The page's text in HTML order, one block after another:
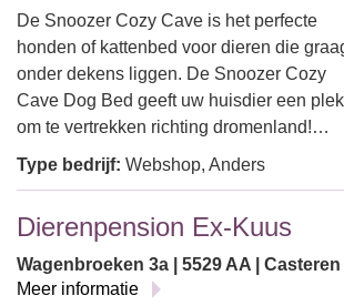
De Snoozer Cozy Cave is het perfecte
honden of kattenbed voor dieren die
onder dekens liggen. De Snoozer Cozy
Cave Dog Bed geeft uw huisdier een plek
om te vertrekken richting dromenland!…
Type bedrijf: Webshop, Anders
Dierenpension Ex-Kuus
Wagenbroeken 3a | 5529 AA | Casteren |
Meer informatie